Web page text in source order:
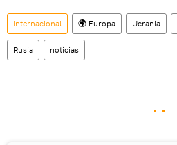
Internacional 🌍 Europa Ucrania
Rusia noticias